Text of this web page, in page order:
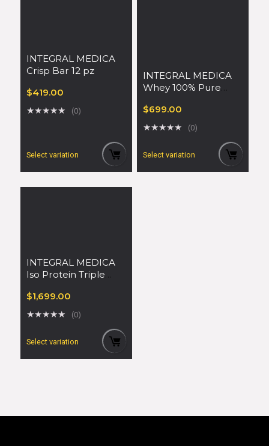
INTEGRAL MEDICA
Crisp Bar 12 pz
$419.00
★★★★★ (0)
Select variation
INTEGRAL MEDICA
Whey 100% Pure
$699.00
★★★★★ (0)
Select variation
INTEGRAL MEDICA
Iso Protein Triple
$1,699.00
★★★★★ (0)
Select variation